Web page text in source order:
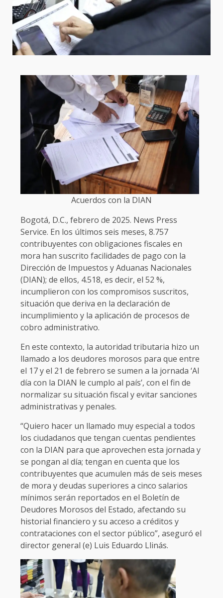
Acuerdos con la DIAN
Bogotá, D.C., febrero de 2025. News Press
Service. En los últimos seis meses, 8.757
contribuyentes con obligaciones fiscales en
mora han suscrito facilidades de pago con la
Dirección de Impuestos y Aduanas Nacionales
(DIAN); de ellos, 4.518, es decir, el 52 %,
incumplieron con los compromisos suscritos,
situación que deriva en la declaración de
incumplimiento y la aplicación de procesos de
cobro administrativo.
En este contexto, la autoridad tributaria hizo un
llamado a los deudores morosos para que entre
el 17 y el 21 de febrero se sumen a la jornada ‘Al
día con la DIAN le cumplo al país’, con el fin de
normalizar su situación fiscal y evitar sanciones
administrativas y penales.
“Quiero hacer un llamado muy especial a todos
los ciudadanos que tengan cuentas pendientes
con la DIAN para que aprovechen esta jornada y
se pongan al día; tengan en cuenta que los
contribuyentes que acumulen más de seis meses
de mora y deudas superiores a cinco salarios
mínimos serán reportados en el Boletín de
Deudores Morosos del Estado, afectando su
historial financiero y su acceso a créditos y
contrataciones con el sector público”, aseguró el
director general (e) Luis Eduardo Llinás.